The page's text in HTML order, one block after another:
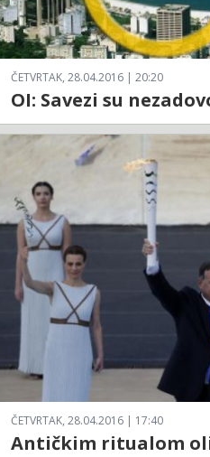
ČETVRTAK, 28.04.2016 | 20:20
OI: Savezi su
ČETVRTAK, 28.04.2016 | 17:40
Antičkim ritualom